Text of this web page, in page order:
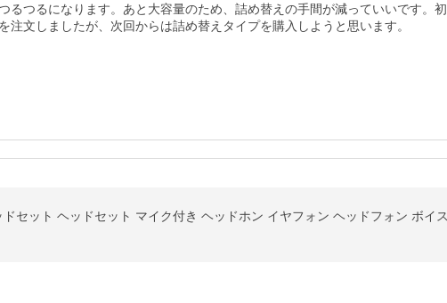
るつるになります。あと大容量のため、詰め替えの手間が減っていいです。初
注文しましたが、次回からは詰め替えタイプを購入しようと思います。
セット ヘッドセット マイク付き ヘッドホン イヤフォン ヘッドフォン ボイ